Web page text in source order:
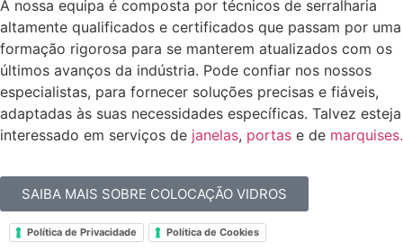
A nossa equipa é composta por técnicos de serralharia
altamente qualificados e certificados que passam por uma
formação rigorosa para se manterem atualizados com os
últimos avanços da indústria. Pode confiar nos nossos
especialistas, para fornecer soluções precisas e fiáveis,
adaptadas às suas necessidades específicas. Talvez esteja
interessado em serviços de janelas, portas e de marquises.
SAIBA MAIS SOBRE COLOCAÇÃO VIDROS
Política de Privacidade Política de Cookies